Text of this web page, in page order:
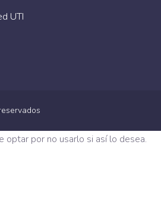
UTI
por no usarlo si así lo desea.